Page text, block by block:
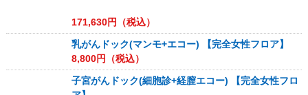
171,630円（税込）
乳がんドック(マンモ+エコー) 【完全女性フロア】
8,800円（税込）
子宮がんドック(細胞診+経膣エコー) 【完全女性フロ